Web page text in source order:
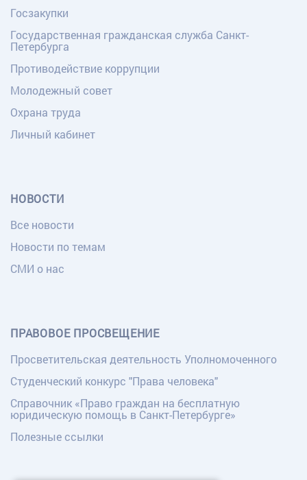
Госзакупки
Государственная гражданская служба Санкт-
Петербурга
Противодействие коррупции
Молодежный совет
Охрана труда
Личный кабинет
НОВОСТИ
Все новости
Новости по темам
СМИ о нас
ПРАВОВОЕ ПРОСВЕЩЕНИЕ
Просветительская деятельность Уполномоченного
Студенческий конкурс "Права человека"
Справочник «Право граждан на бесплатную
юридическую помощь в Санкт-Петербурге»
Полезные ссылки